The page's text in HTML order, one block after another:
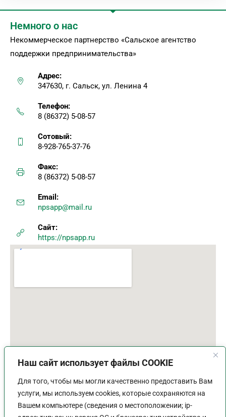
Наш сайт использует файлы COOKIE
Для того, чтобы мы могли качественно предоставить Вам
услуги, мы используем cookies, которые сохраняются на
Вашем компьютере (сведения о местоположении; ip-
Немного о нас
Некоммерческое партнерство «Сальское агентство
поддержки предпринимательства»
Адрес:
347630, г. Сальск, ул. Ленина 4
Телефон:
8 (86372) 5-08-57
Сотовый:
8-928-765-37-76
Факс:
8 (86372) 5-08-57
Email:
npsapp@mail.ru
Сайт:
https://npsapp.ru